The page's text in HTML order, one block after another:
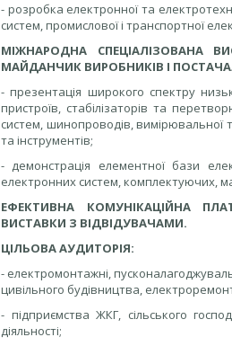
- розробка електронної та
систем, промислової і транспортної
МІЖНАРОДНА СПЕЦІАЛІЗОВАНА
МАЙДАНЧИК ВИРОБНИКІВ І
- презентація широкого спектру
пристроїв, стабілізаторів та
систем, шинопроводів, вимірювальної
та інструментів;
- демонстрація елементної бази
електронних систем, комплектуючих,
ЕФЕКТИВНА КОМУНІКАЦІЙНА
ВИСТАВКИ З ВІДВІДУВАЧАМИ.
ЦІЛЬОВА АУДИТОРІЯ:
- електромонтажні,
цивільного будівництва,
- підприємства ЖКГ, сільського
діяльності;